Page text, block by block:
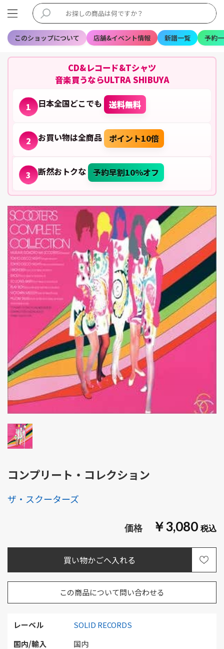
このショップについて 店舗&イベント情報 新譜一覧 予約
CD&レコード&Tシャツ
音楽買うならULTRA SHIBUYA
1 日本全国どこでも 送料無料
2 お買い物は全商品 ポイント10倍
3 断然おトクな 予約早割10%オフ
コンプリート・コレクション
￥3,080
レーベル
SOLID RECORDS
国内/輸入
国内
この商品について問い合わせる
ザ・スクーターズ